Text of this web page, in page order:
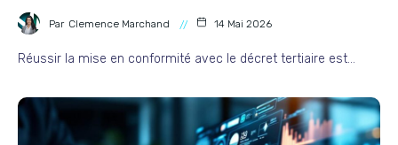
Par Clemence Marchand 14 Mai 2026
Réussir la mise en conformité avec le décret tertiaire est…